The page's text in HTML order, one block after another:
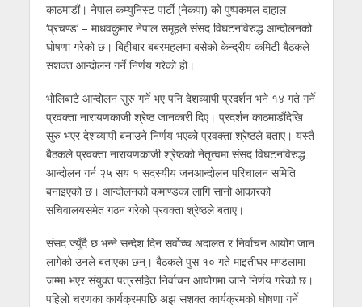
काठमाडौं। नेपाल कम्युनिस्ट पार्टी (नेकपा) को पुष्पकमल दाहाल
‘प्रचण्ड’ – माधवकुमार नेपाल समूहले संसद विघटनविरुद्ध आन्दोलनको
घोषणा गरेको छ। बिहीबार बबरमहलमा बसेको केन्द्रीय कमिटी बैठकले
सशक्त आन्दोलन गर्ने निर्णय गरेको हो।
भोलिबाटै आन्दोलन सुरु गर्ने भए पनि देशव्यापी प्रदर्शन भने १४ गते गर्ने
प्रवक्ता नारायणकाजी श्रेष्ठ जानकारी दिए। प्रदर्शन काठमाडौंदेखि
सुरु भएर देशव्यापी बनाउने निर्णय भएको प्रवक्ता श्रेष्ठले बताए। यस्तै
बैठकले प्रवक्ता नारायणकाजी श्रेष्ठको नेतृत्वमा संसद विघटनविरुद्ध
आन्दोलन गर्न २५ सय १ सदस्यीय जनआन्दोलन परिचालन समिति
बनाइएको छ। आन्दोलनको कमाण्डका लागि सानो आकारको
सचिवालयसमेत गठन गरेको प्रवक्ता श्रेष्ठले बताए।
संसद ज्युँदै छ भन्ने सन्देश दिन सर्वोच्च अदालत र निर्वाचन आयोग जान
लागेको उनले बताएका छन्। बैठकले पुस १० गते माइतीघर मण्डलामा
जम्मा भएर संयुक्त पत्रसहित निर्वाचन आयोगमा जाने निर्णय गरेको छ।
पहिलो चरणका कार्यक्रमपछि अझ सशक्त कार्यक्रमको घोषणा गर्ने